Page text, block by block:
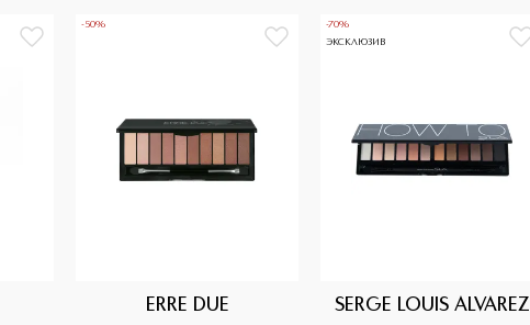
-50%
ERRE DUE
-70%
ЭКСКЛЮЗИВ
SERGE LOUIS ALVAREZ